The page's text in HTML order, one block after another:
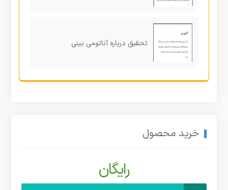
تحقیق درباره آناتومی بینی
خرید محصول
رایگان